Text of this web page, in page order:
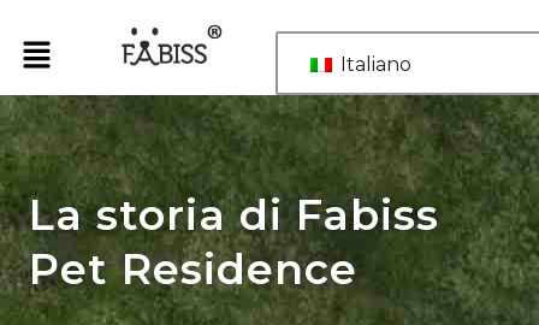
contenuto
Italiano
La storia di Fabiss
Pet Residence